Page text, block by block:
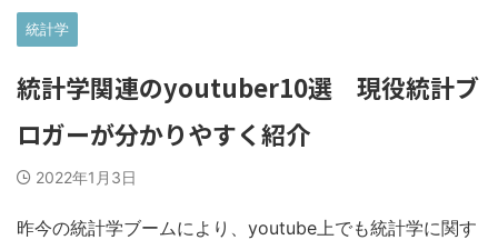
統計学
統計学関連のyoutuber10選 現役統計ブ
ロガーが分かりやすく紹介
2022年1月3日
昨今の統計学ブームにより、youtube上でも統計学に関す